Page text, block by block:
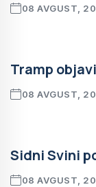
08 AVGUST,
Tramp
08 AVGUST,
Sidni Svini
08 AVGUST,